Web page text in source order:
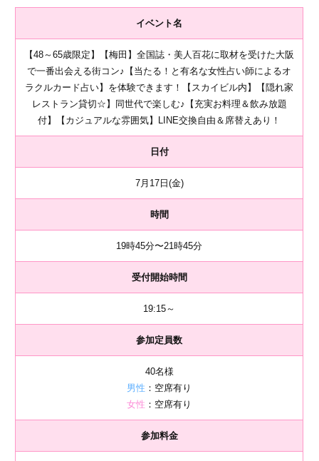
イベント名
【48～65歳限定】【梅田】全国誌・美人百花に取材を受けた大阪
で一番出会える街コン♪【当たる！と有名な女性占い師によるオ
ラクルカード占い】を体験できます！【スカイビル内】【隠れ家
レストラン貸切☆】同世代で楽しむ♪【充実お料理＆飲み放題
付】【カジュアルな雰囲気】LINE交換自由＆席替えあり！
日付
7月17日(金)
時間
19時45分〜21時45分
受付開始時間
19:15～
参加定員数
40名様
男性 ：空席有り
女性 ：空席有り
参加料金